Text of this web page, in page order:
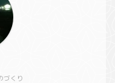
づくり